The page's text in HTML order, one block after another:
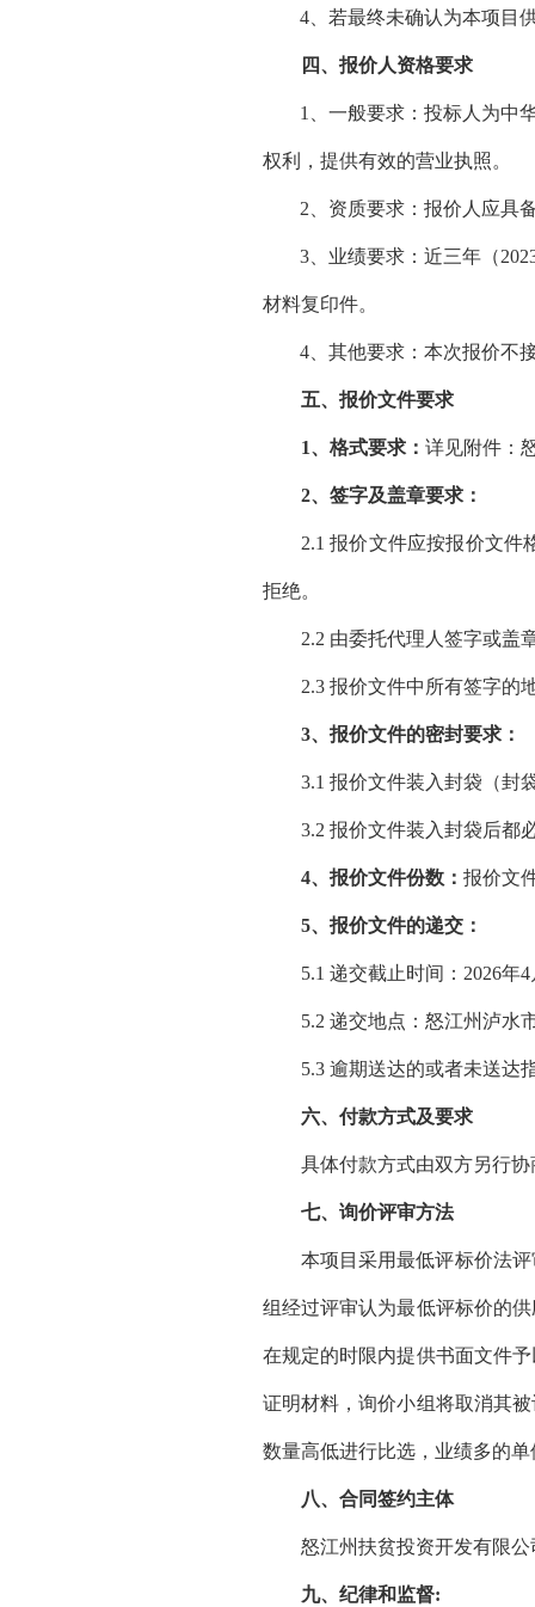
4、若最终未确认为本项目
四、报价人资格要求
1、一般要求： 投标人为中
权利，提供有效的营业执照 。
2、资质要求：报价人应具
3、 业绩要求： 近三年（
材料复印件。
4、其他要求： 本次报价不
五、报价文件要求
1、格式要求：详见附件：
2、签字及盖章要求：
2.1 报价文件应按报价文
拒绝。
2.2 由委托代理人签字或盖
2.3 报价文件中所有签字的
3、报价文件的密封要求：
3.1 报价文件装入封袋（封
3.2 报价文件装入封袋后都
4、报价文件份数：报价文
5、报价文件的递交：
5.1 递交截止时间：2026年
5.2 递交地点： 怒江州泸水
5.3 逾期送达的或者未送达
六、付款方式及要求
具体付款方式由双方另行
七、询价评审方法
本项目采用最低评标价法
组经过评审认为最低评标价的
在规定的时限内提供书面文件
证明材料，询价小组将取消其
数量高低进行比选，业绩多的
八、合同签约主体
怒江州扶贫投资开发有限公
九、纪律和监督: